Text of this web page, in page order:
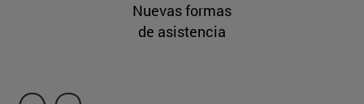
Nuevas formas
de asistencia